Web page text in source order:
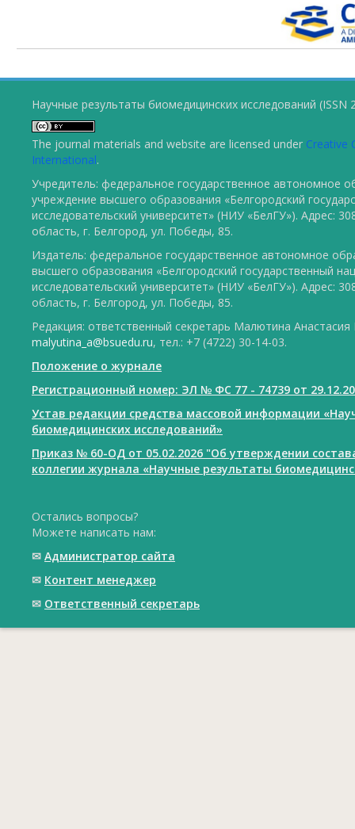
Научные результаты биомедицинских исследований (ISSN
The journal materials and website are licensed under Creative
International.
Учредитель: федеральное государственное автономное
учреждение высшего образования «Белгородский
исследовательский университет» (НИУ «БелГУ»). Адрес:
область, г. Белгород, ул. Победы, 85.
Издатель: федеральное государственное автономное
высшего образования «Белгородский государственный
исследовательский университет» (НИУ «БелГУ»). Адрес:
область, г. Белгород, ул. Победы, 85.
Редакция: ответственный секретарь Малютина
malyutina_a@bsuedu.ru, тел.: +7 (4722) 30-14-03.
Положение о журнале
Регистрационный номер: ЭЛ № ФС 77 - 74739 от
Устав редакции средства массовой информации
биомедицинских исследований»
Приказ № 60-ОД от 05.02.2026 "Об утверждении
коллегии журнала «Научные результаты
Остались вопросы?
Можете написать нам:
✉ Администратор сайта
✉ Контент менеджер
✉ Ответственный cекретарь